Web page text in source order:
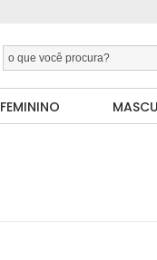
FEMININO